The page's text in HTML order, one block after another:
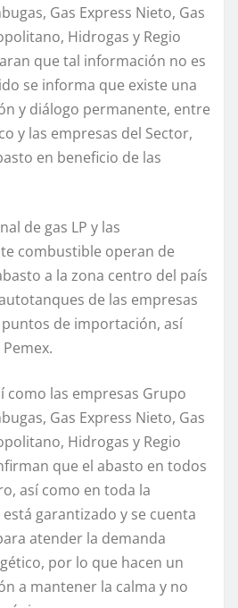
Gas Express Nieto, Gas
Hidrogas y Regio
que tal información no es
se informa que existe una
y diálogo permanente, entre
y las empresas del Sector,
en beneficio de las
de gas LP y las
combustible operan de
a la zona centro del país
de las empresas
de importación, así
como las empresas Grupo
Gas Express Nieto, Gas
Hidrogas y Regio
que el abasto en todos
así como en toda la
garantizado y se cuenta
atender la demanda
por lo que hacen un
a mantener la calma y no